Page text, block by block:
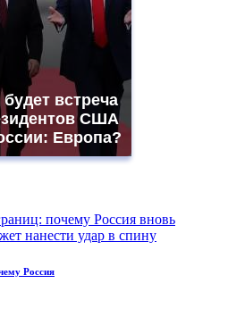
будет встреча
США
Европа?
Россия